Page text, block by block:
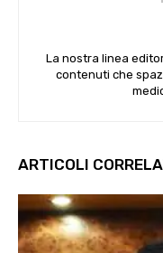
La nostra linea
contenuti che
ARTICOLI